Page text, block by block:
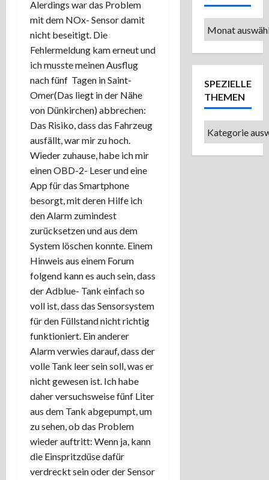
Alerdings war das Problem
mit dem NOx- Sensor damit
nicht beseitigt. Die
Fehlermeldung kam erneut und
ich musste meinen Ausflug
nach fünf Tagen in Saint-
Omer(Das liegt in der Nähe
von Dünkirchen) abbrechen:
Das Risiko, dass das Fahrzeug
ausfällt, war mir zu hoch.
Wieder zuhause, habe ich mir
einen OBD-2- Leser und eine
App für das Smartphone
besorgt, mit deren Hilfe ich
den Alarm zumindest
zurücksetzen und aus dem
System löschen konnte. Einem
Hinweis aus einem Forum
folgend kann es auch sein, dass
der Adblue- Tank einfach so
voll ist, dass das Sensorsystem
für den Füllstand nicht richtig
funktioniert. Ein anderer
Alarm verwies darauf, dass der
volle Tank leer sein soll, was er
nicht gewesen ist. Ich habe
daher versuchsweise fünf Liter
aus dem Tank abgepumpt, um
zu sehen, ob das Problem
wieder auftritt: Wenn ja, kann
die Einspritzdüse dafür
verdreckt sein oder der Sensor
Ältere
Beiträge
SPEZIELLE
THEMEN
Spezielle
Themen